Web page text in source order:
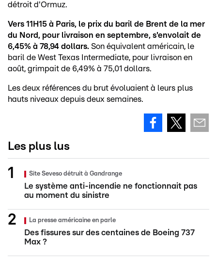
détroit d'Ormuz.
Vers 11H15 à Paris, le prix du baril de Brent de la mer
du Nord, pour livraison en septembre, s'envolait de
6,45% à 78,94 dollars. Son équivalent américain, le
baril de West Texas Intermediate, pour livraison en
août, grimpait de 6,49% à 75,01 dollars.
Les deux références du brut évoluaient à leurs plus
hauts niveaux depuis deux semaines.
Les plus lus
Site Seveso détruit à Gandrange
Le système anti-incendie ne fonctionnait pas
au moment du sinistre
La presse américaine en parle
Des fissures sur des centaines de Boeing 737
Max ?